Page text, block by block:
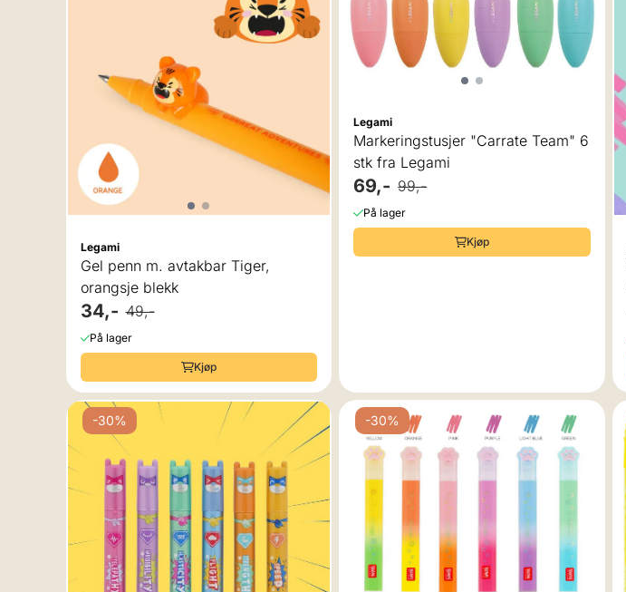
Legami
Gel penn m. avtakbar Tiger,
orangsje blekk
34,- 49,-
På lager
Kjøp
Legami
Markeringstusjer "Carrate Team" 6
stk fra Legami
69,- 99,-
På lager
Kjøp
-30% -30%